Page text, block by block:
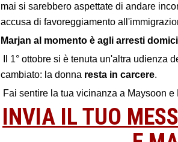
mai si sarebbero aspettate di andare
accusa di favoreggiamento
Marjan al momento è agli arresti
Il 1° ottobre si è tenuta un'altra udienza
cambiato: la donna resta in carcere.
Fai sentire la tua vicinanza a Maysoon e
INVIA IL TUO